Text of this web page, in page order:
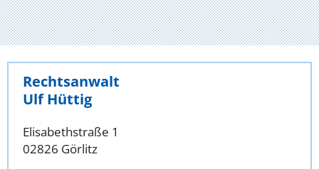
Rechtsanwalt
Ulf Hüttig
Elisabethstraße 1
02826 Görlitz